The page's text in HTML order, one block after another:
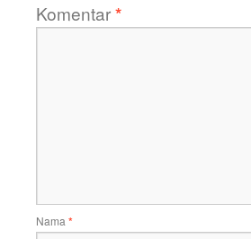
Komentar*
Nama *